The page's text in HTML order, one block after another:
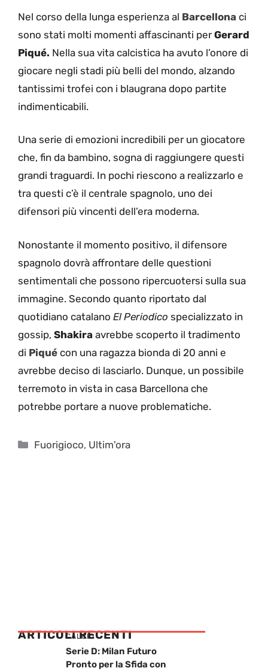
Nel corso della lunga esperienza al Barcellona ci
sono stati molti momenti affascinanti perGerard
Piqué. Nella sua vita calcistica ha avuto l’onore di
giocare negli stadi più belli del mondo, alzando
tantissimi trofei con i blaugrana dopo partite
indimenticabili.
Una serie di emozioni incredibili per un giocatore
che, fin da bambino, sogna di raggiungere questi
grandi traguardi. In pochi riescono a realizzarlo e
tra questi c’è il centrale spagnolo, uno dei
difensori più vincenti dell’era moderna.
Nonostante il momento positivo, il difensore
spagnolo dovrà affrontare delle questioni
sentimentali che possono ripercuotersi sulla sua
immagine. Secondo quanto riportato dal
quotidiano catalano El Periodico specializzato in
gossip, Shakira avrebbe scoperto il tradimento
di Piqué con una ragazza bionda di 20 anni e
avrebbe deciso di lasciarlo. Dunque, un possibile
terremoto in vista in casa Barcellona che
potrebbe portare a nuove problematiche.
Categorie
Fuorigioco, Ultim'ora
ARTICOLI RECENTI
CALCIO
Serie D: Milan Futuro
Pronto per la Sfida con